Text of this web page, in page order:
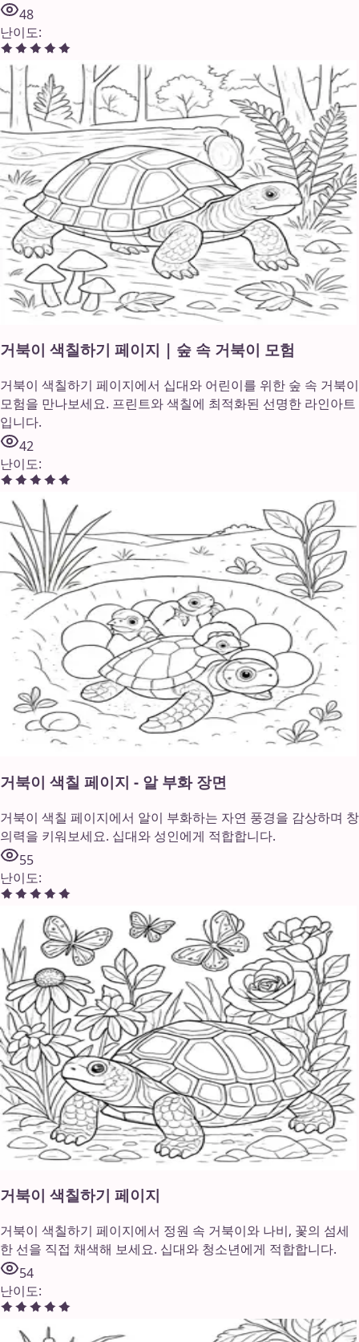
48
난이도:
거북이 색칠하기 페이지 | 숲 속 거북이 모험
거북이 색칠하기 페이지에서 십대와 어린이를 위한 숲 속 거북이
모험을 만나보세요. 프린트와 색칠에 최적화된 선명한 라인아트
입니다.
42
난이도:
거북이 색칠 페이지 - 알 부화 장면
거북이 색칠 페이지에서 알이 부화하는 자연 풍경을 감상하며 창
의력을 키워보세요. 십대와 성인에게 적합합니다.
55
난이도:
거북이 색칠하기 페이지
거북이 색칠하기 페이지에서 정원 속 거북이와 나비, 꽃의 섬세
한 선을 직접 채색해 보세요. 십대와 청소년에게 적합합니다.
54
난이도: